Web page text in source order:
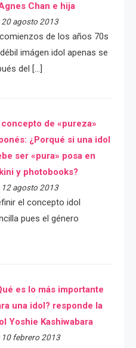
Chan e hija
20 agosto 2013
de los años 70s
débil imágen idol apenas se
del […]
concepto de «pureza»
¿Porqué si una idol
ser «pura» posa en
y photobooks?
12 agosto 2013
el concepto idol
pues el género
es lo más importante
una idol? responde la
Yoshie Kashiwabara
10 febrero 2013